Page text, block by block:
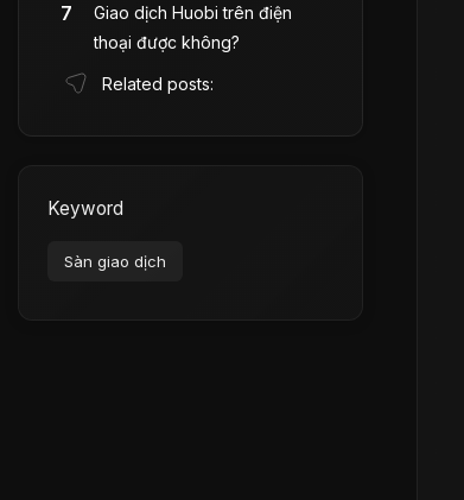
Giao dịch Huobi trên điện
thoại được không?
Related posts:
Keyword
Sàn giao dịch